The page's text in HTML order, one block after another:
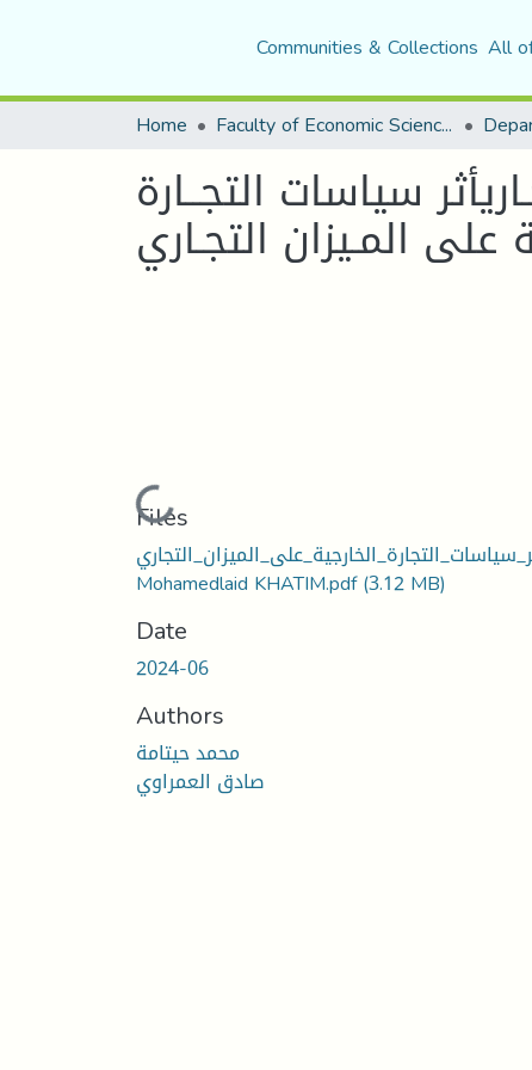
Communities & Collections All
Home Faculty of Economic Sciences, Commerce and Management Sciences
سياسات التجــارة
على المـيزان التجـاري
Loading...
Files
-
Mohamedlaid KHATIM.pdf(3.12 MB)
Date
2024-06
Authors
محمد حيتامة
صادق العمراوي